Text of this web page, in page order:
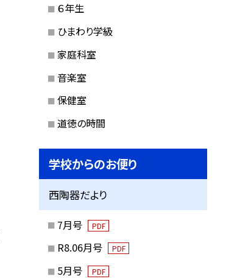
６年生
ひまわり学級
家庭科室
音楽室
保健室
道徳の時間
学校からのお便り
西陶器だより
7月号 PDF
R8.06月号 PDF
5月号 PDF